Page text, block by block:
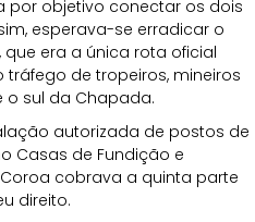
por objetivo conectar os dois
esperava-se erradicar o
era a única rota oficial
de tropeiros, mineiros
o sul da Chapada.
autorizada de postos de
Casas de Fundição e
cobrava a quinta parte
direito.